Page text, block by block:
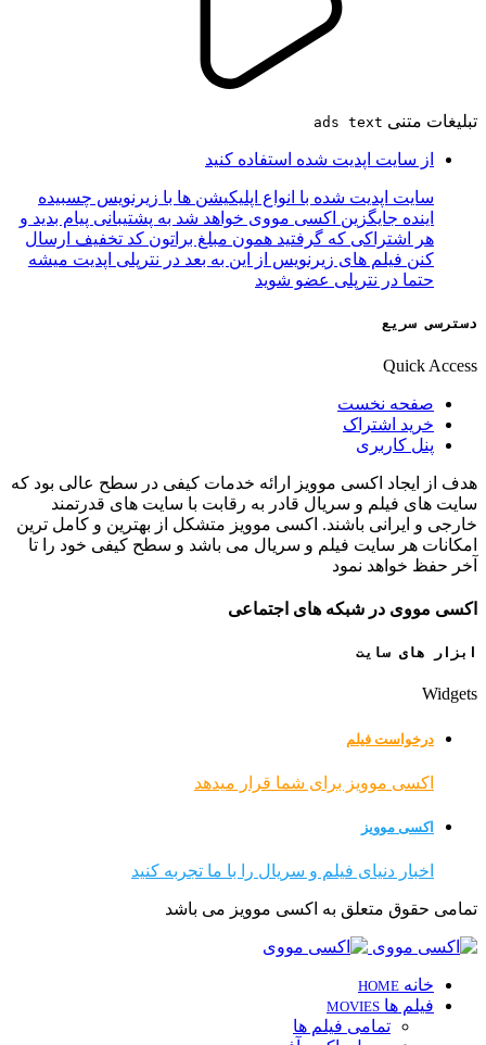
تبلیغات متنی ads text
از سایت اپدیت شده استفاده کنید
سایت اپدیت شده با انواع اپلیکیشن ها با زیرنویس چسبیده
اینده جایگزین اکسی مووی خواهد شد به پشتیبانی پیام بدید و
هر اشتراکی که گرفتید همون مبلغ براتون کد تخفیف ارسال
کنن فیلم های زیرنویس از این به بعد در نترپلی اپدیت میشه
حتما در نترپلی عضو شوید
دسترسی سریع
Quick Access
صفحه نخست
خرید اشتراک
پنل کاربری
هدف از ایجاد اکسی موویز ارائه خدمات کیفی در سطح عالی بود که
سایت های فیلم و سریال قادر به رقابت با سایت های قدرتمند
خارجی و ایرانی باشند. اکسی موویز متشکل از بهترین و کامل ترین
امکانات هر سایت فیلم و سریال می باشد و سطح کیفی خود را تا
آخر حفظ خواهد نمود
اکسی مووی در شبکه های اجتماعی
ابزار های سایت
Widgets
درخواست فیلم
اکسی موویز برای شما قرار میدهد
اکسی موویز
اخبار دنیای فیلم و سریال را با ما تجربه کنید
تمامی حقوق متعلق به اکسی موویز می باشد
خانه HOME
فیلم ها MOVIES
تمامی فیلم ها